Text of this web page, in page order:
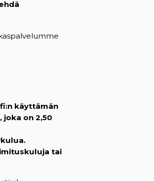
käyttämän
on 2,50
tai